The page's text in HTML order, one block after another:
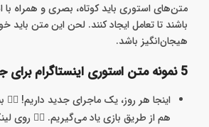
متن‌های استوری باید کوتاه، بصری و همراه
باشند تا تعامل ایجاد کنند. لحن این متن باید
هیجان‌انگیز باشد.
5 نمونه متن استوری اینستاگرام برای جذب والدین
اینجا هر روز، یک ماجرای جدید داریم! 🤸‍♀️
هم از طریق بازی یاد می‌گیریم. 👇🏻 روی